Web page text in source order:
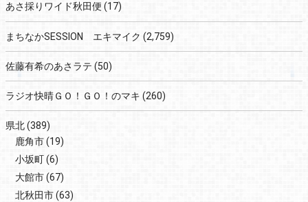
あさ採りワイド秋田便 (17)
まちなかSESSION エキマイク (2,759)
佐藤有希のあさラテ (50)
ラジオ快晴ＧＯ！ＧＯ！のマキ (260)
県北(389)
鹿角市(19)
小坂町(6)
大館市(67)
北秋田市(63)